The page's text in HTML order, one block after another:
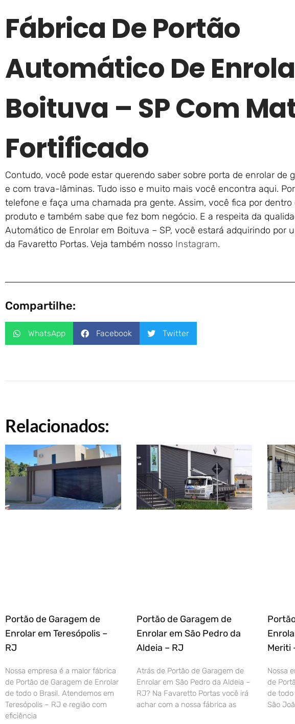
Fábrica De Portão
Automático De
Boituva – SP Com
Fortificado
Contudo, você pode estar querendo saber sobre porta de enrolar de
e com trava-lâminas. Tudo isso e muito mais você encontra aqui.
telefone e faça uma chamada pra gente. Assim, você fica por dentro
produto e também sabe que fez bom negócio. E a respeita da
Automático de Enrolar em Boituva – SP, você estará adquirindo por
da Favaretto Portas. Veja também nosso Instagram.
Compartilhe:
WhatsApp Facebook Twitter
Relacionados:
Portão de Garagem de
Enrolar em Teresópolis –
RJ
Nossa empresa é a maior fábrica
de Portão de Garagem de Enrolar
de todo o Brasil. Atendemos em
Teresópolis – RJ e região com
eficiência
Portão de Garagem de
Enrolar em São Pedro da
Aldeia – RJ
Atrás de Portão de Garagem de
Enrolar em São Pedro da Aldeia –
RJ? Na Favaretto Portas você irá
achar com a nossa fábrica as
Meriti
Nossa
de
de
São